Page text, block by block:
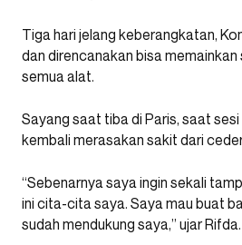
Tiga hari jelang keberangkatan,
dan direncanakan bisa memainkan
semua alat.
Sayang saat tiba di Paris, saat
kembali merasakan sakit dari
“Sebenarnya saya ingin sekali
ini cita-cita saya. Saya mau buat
sudah mendukung saya,” ujar Rifda.